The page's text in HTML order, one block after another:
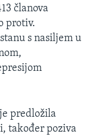
članova
protiv.
s nasiljem u
predložila
također poziva